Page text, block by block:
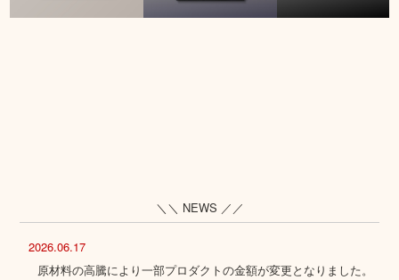
＼＼ NEWS ／／
2026.06.17
原材料の高騰により一部プロダクトの金額が変更となりました。